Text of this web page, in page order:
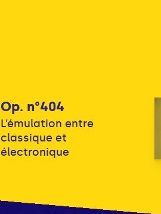
Op. n°404
L’émulation entre
classique et
électronique